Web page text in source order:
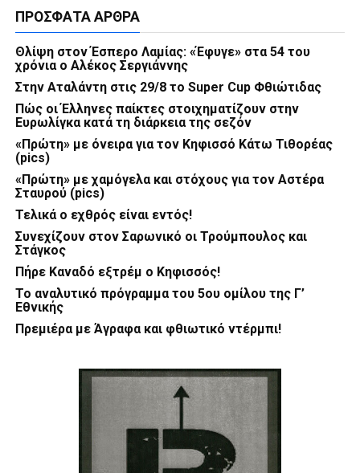
ΠΡΌΣΦΑΤΑ ΆΡΘΡΑ
Θλίψη στον Έσπερο Λαμίας: «Έφυγε» στα 54 του
χρόνια ο Αλέκος Σεργιάννης
Στην Αταλάντη στις 29/8 το Super Cup Φθιώτιδας
Πώς οι Έλληνες παίκτες στοιχηματίζουν στην
Ευρωλίγκα κατά τη διάρκεια της σεζόν
«Πρώτη» με όνειρα για τον Κηφισσό Κάτω Τιθορέας
(pics)
«Πρώτη» με χαμόγελα και στόχους για τον Αστέρα
Σταυρού (pics)
Τελικά ο εχθρός είναι εντός!
Συνεχίζουν στον Σαρωνικό οι Τρούμπουλος και
Στάγκος
Πήρε Καναδό εξτρέμ ο Κηφισσός!
Το αναλυτικό πρόγραμμα του 5ου ομίλου της Γ’
Εθνικής
Πρεμιέρα με Άγραφα και φθιωτικό ντέρμπι!